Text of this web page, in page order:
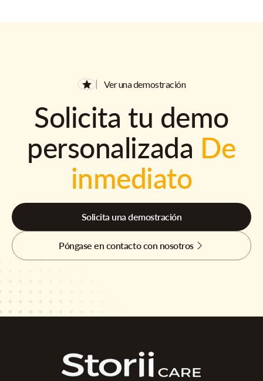
Ver una demostración
Solicita tu demo
personalizada De
inmediato
Solicita una demostración
Póngase en contacto con nosotros